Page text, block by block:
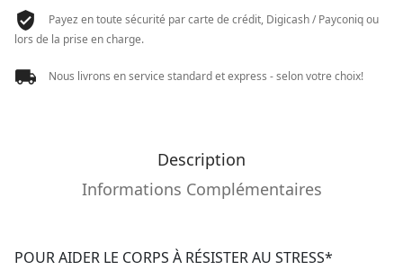
Payez en toute sécurité par carte de crédit, Digicash / Payconiq ou
lors de la prise en charge.
Nous livrons en service standard et express - selon votre choix!
Description
Informations Complémentaires
POUR AIDER LE CORPS À RÉSISTER AU STRESS*